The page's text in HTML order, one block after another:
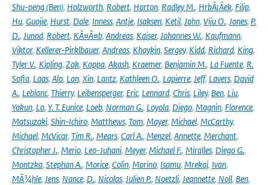
Shu-peng (Ben), Holzworth, Robert, Horton, Radley M., HrbÃ¡Äek, Filip,
Hu, Guojie, Hurst, Dale, Inness, Antje, Isaksen, Ketil, John, Viju O., Jones, P.
D., Junod, Robert, KÃ¤Ã¤b, Andreas, Kaiser, Johannes W., Kaufmann,
Viktor, Kellerer-Pirklbauer, Andreas, Khaykin, Sergey, Kidd, Richard, King,
Tyler V., Kipling, Zak, Koppa, Akash, Kraemer, Benjamin M., La Fuente, R.
Sofia, Laas, Alo, Lan, Xin, Lantz, Kathleen O., Lapierre, Jeff, Lavers, David
A., Leblanc, Thierry, Leibensperger, Eric, Lennard, Chris, Liley, Ben, Liu,
Yakun, Lo, Y. T. Eunice, Loeb, Norman G., Loyola, Diego, Magnin, Florence,
Matsuzaki, Shin-Ichiro, Matthews, Tom, Mayer, Michael, McCarthy,
Michael, McVicar, Tim R., Mears, Carl A., Menzel, Annette, Merchant,
Christopher J., Merio, Leo-Juhani, Meyer, Michael F., Miralles, Diego G.,
Montzka, Stephan A., Morice, Colin, Morino, Isamu, Mrekaj, Ivan,
MÃ¼hle, Jens, Nance, D., Nicolas, Julien P., Noetzli, Jeannette, Noll, Ben,